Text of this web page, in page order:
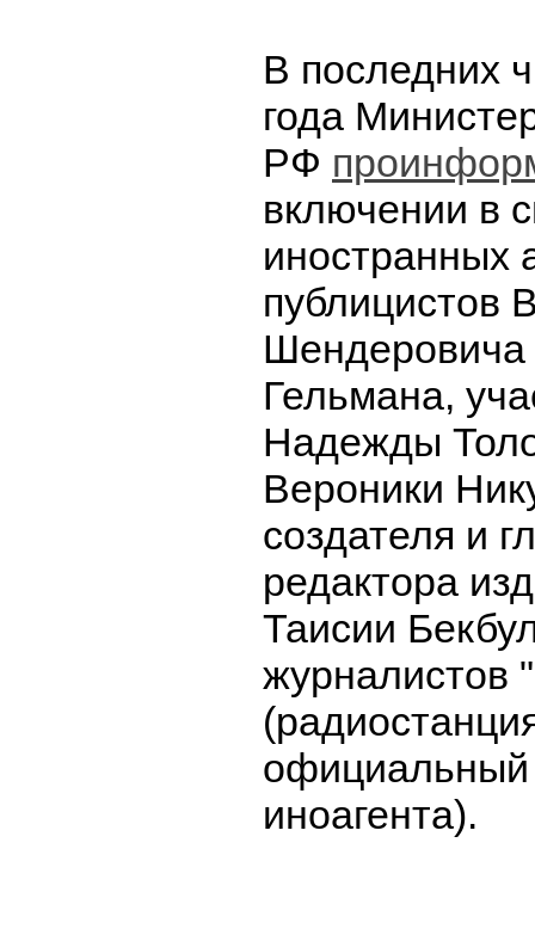
В последних
года
РФ
включении в
иностранных
публицистов
Гельмана,
Надежды
Вероники
создателя и
редактора
Таисии
журналистов
иноагента).